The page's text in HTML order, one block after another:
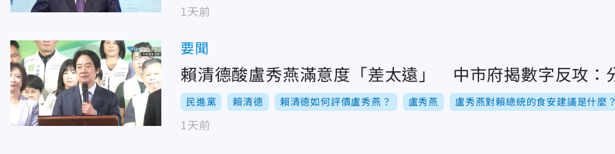
1天前
要聞
賴清德酸盧秀燕滿意度「差太遠」 中市府揭數字反攻：
民進黨 賴清德 賴清德如何評價盧秀燕？ 盧秀燕 盧秀燕對賴總統的食安建議是什麼？
1天前